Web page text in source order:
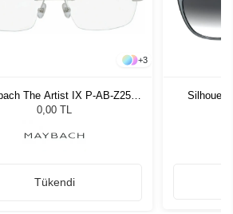
+3
The Artist IX P-AB-Z25
57/19
0,00 TL
Tükendi